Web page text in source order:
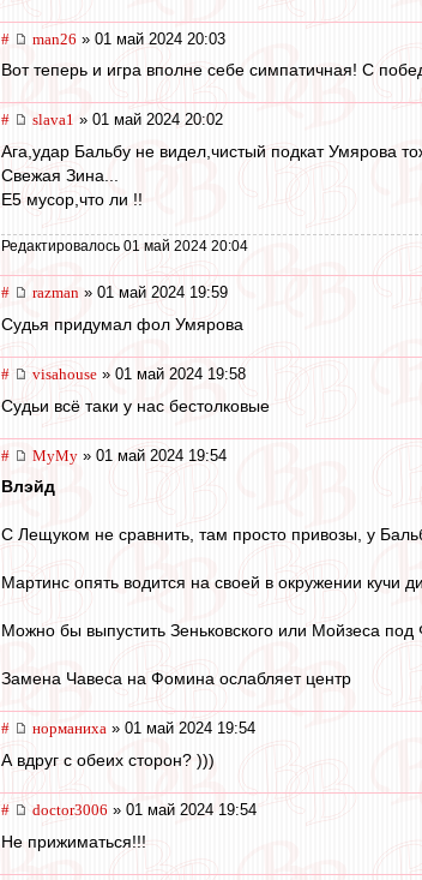
# man26 » 01 май 2024 20:03
Вот теперь и игра вполне себе симпатичная! С
# slava1 » 01 май 2024 20:02
Ага,удар Бальбу не видел,чистый подкат Умярова
Свежая Зина...
Е5 мусор,что ли !!
Редактировалось 01 май 2024 20:04
# razman » 01 май 2024 19:59
Судья придумал фол Умярова
# visahouse » 01 май 2024 19:58
Судьи всё таки у нас бестолковые
# МуМу » 01 май 2024 19:54
Влэйд
С Лещуком не сравнить, там просто привозы, у
Мартинс опять водится на своей в окружении кучи
Можно бы выпустить Зеньковского или Мойзеса
Замена Чавеса на Фомина ослабляет центр
# норманиха » 01 май 2024 19:54
А вдруг с обеих сторон? )))
# doctor3006 » 01 май 2024 19:54
Не прижиматься!!!